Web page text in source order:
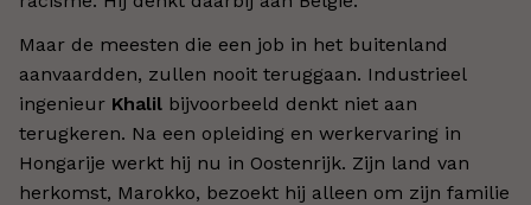
Maar de meesten die een job in het buitenland
aanvaardden, zullen nooit teruggaan. Industrieel
ingenieur Khalil bijvoorbeeld denkt niet aan
terugkeren. Na een opleiding en werkervaring in
Hongarije werkt hij nu in Oostenrijk. Zijn land van
herkomst, Marokko, bezoekt hij alleen om zijn familie